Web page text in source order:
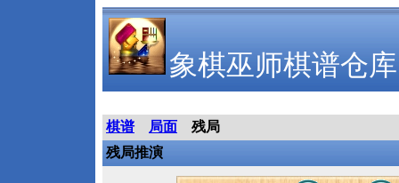
象棋巫师棋谱仓库
棋谱 局面
残局
残局推演